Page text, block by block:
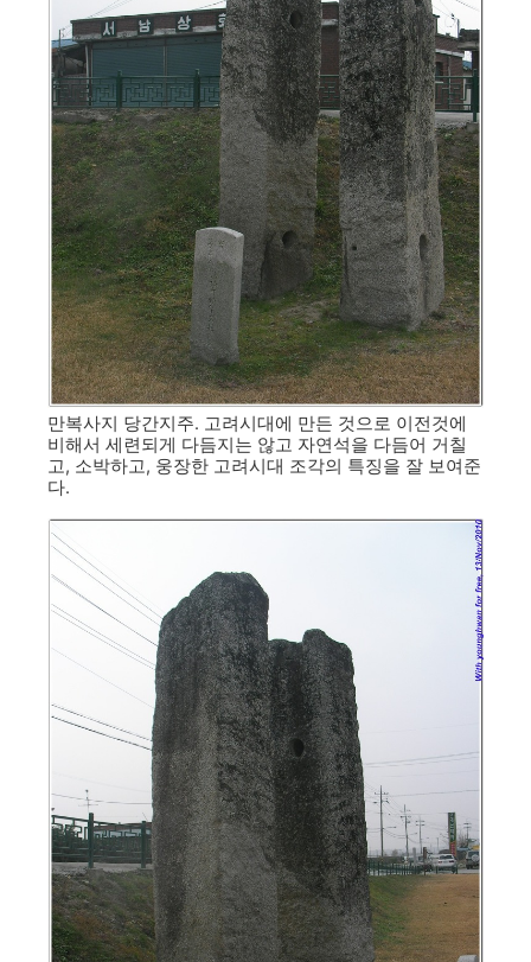
만복사지 당간지주. 고려시대에 만든 것으로 이전것에
비해서 세련되게 다듬지는 않고 자연석을 다듬어 거칠
고, 소박하고, 웅장한 고려시대 조각의 특징을 잘 보여준
다.